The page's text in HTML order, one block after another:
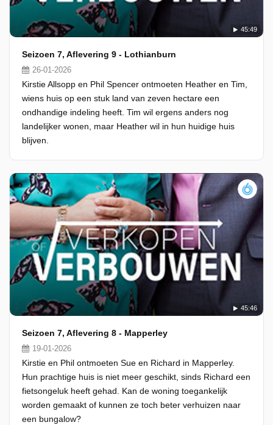
45:49
Seizoen 7, Aflevering 9 - Lothianburn
26-01-2026
Kirstie Allsopp en Phil Spencer ontmoeten Heather en Tim,
wiens huis op een stuk land van zeven hectare een
ondhandige indeling heeft. Tim wil ergens anders nog
landelijker wonen, maar Heather wil in hun huidige huis
blijven.
45:46
Seizoen 7, Aflevering 8 - Mapperley
19-01-2026
Kirstie en Phil ontmoeten Sue en Richard in Mapperley.
Hun prachtige huis is niet meer geschikt, sinds Richard een
fietsongeluk heeft gehad. Kan de woning toegankelijk
worden gemaakt of kunnen ze toch beter verhuizen naar
een bungalow?